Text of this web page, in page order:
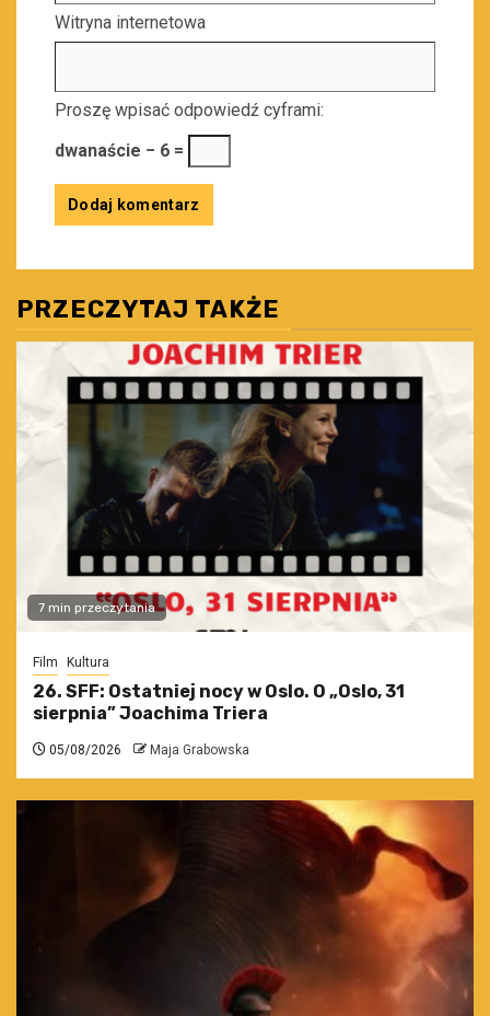
Witryna internetowa
Proszę wpisać odpowiedź cyframi:
dwanaście − 6 =
PRZECZYTAJ TAKŻE
7 min przeczytania
Film Kultura
26. SFF: Ostatniej nocy w Oslo. O „Oslo, 31
sierpnia” Joachima Triera
05/08/2026 Maja Grabowska